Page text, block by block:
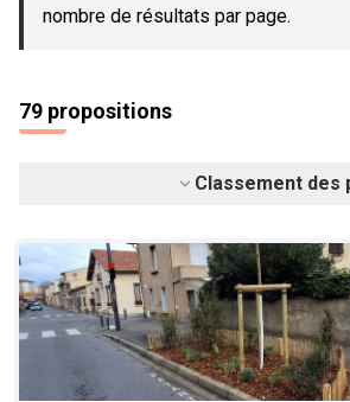
nombre de résultats par page.
79 propositions
Classement des